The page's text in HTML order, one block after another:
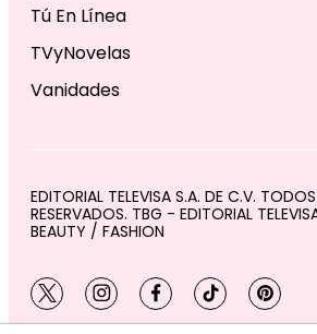
Tú En Línea
TVyNovelas
Vanidades
EDITORIAL TELEVISA S.A. DE C.V.
RESERVADOS. TBG - EDITORIAL
BEAUTY / FASHION
twitterinstagram
facebooktiktok